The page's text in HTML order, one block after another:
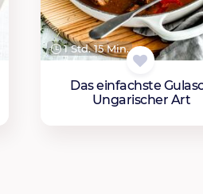
1 Std. 15 Min.
Das einfachste
Ungarischer Art